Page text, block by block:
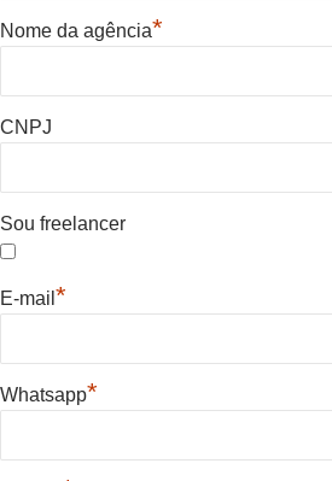
Nome da agência*
CNPJ
Sou freelancer
E-mail *
Whatsapp*